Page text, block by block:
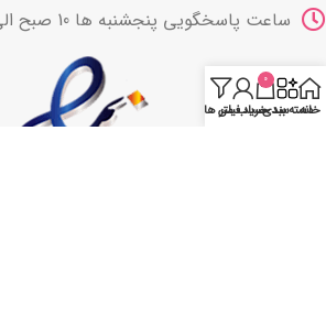
ساعت پاسخگویی پنجشنبه ها 10 صبح الی 2 ظهر
خانه
دسته بندی
0
سبد خرید
حساب من
فیلتر ها